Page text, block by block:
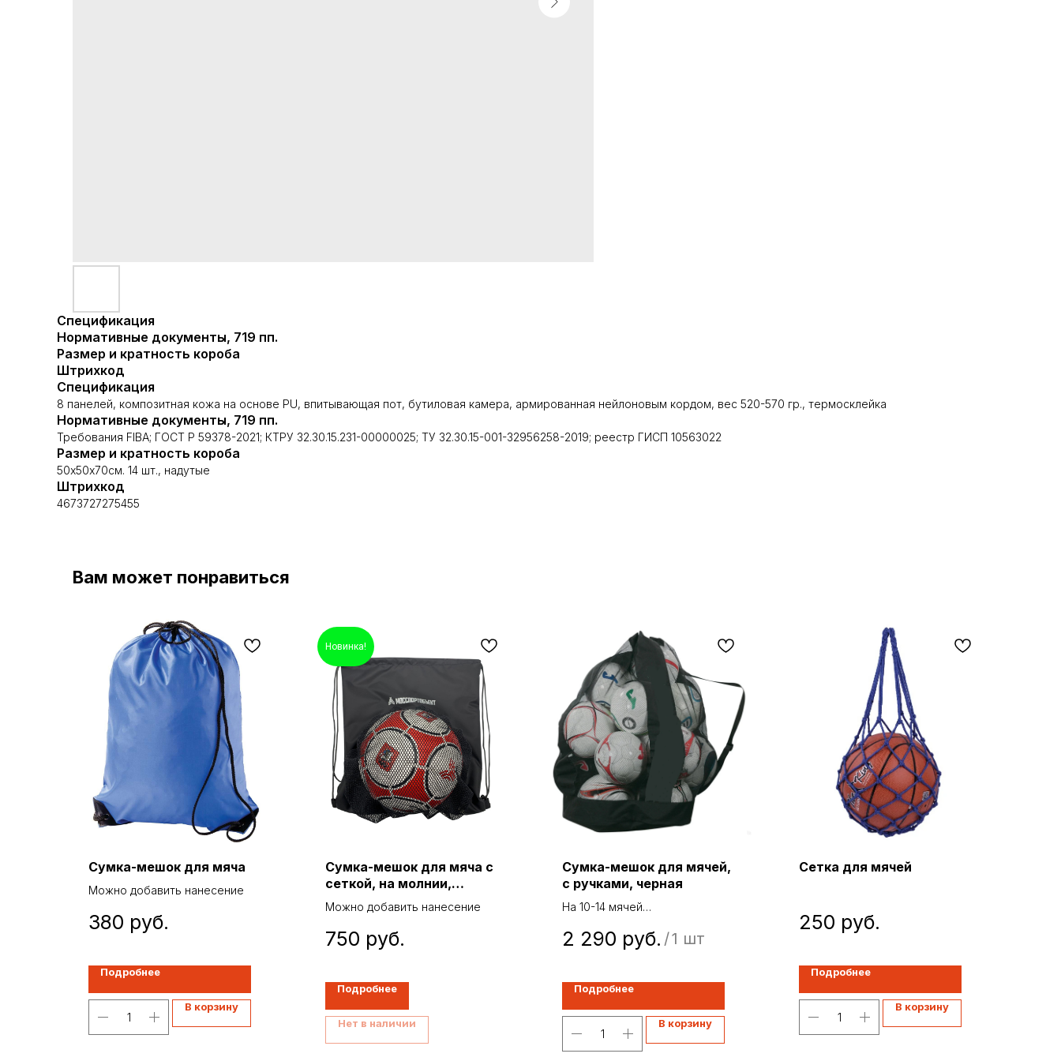
Спецификация
Нормативные документы, 719 пп.
Размер и кратность короба
Штрихкод
Спецификация
8 панелей, композитная кожа на основе PU, впитывающая пот, бутиловая камера, армированная нейлоновым кордом, вес 520-570 гр., термосклейка
Нормативные документы, 719 пп.
Требования FIBA; ГОСТ Р 59378-2021; КТРУ 32.30.15.231-00000025; ТУ 32.30.15-001-32956258-2019; реестр ГИСП 10563022
Размер и кратность короба
50х50х70см. 14 шт., надутые
Штрихкод
4673727275455
Вам может понравиться
Сумка-мешок для мяча
Можно добавить нанесение
380 руб.
Подробнее
В корзину
Новинка!
Сумка-мешок для мяча с
сеткой, на молнии,
черная
Можно добавить нанесение
750 руб.
Подробнее
Нет в наличии
Сумка-мешок для мячей,
с ручками, черная
На 10-14 мячей
2 290 руб. /1 шт
Подробнее
В корзину
Сетка для мячей
250 руб.
Подробнее
В корзину